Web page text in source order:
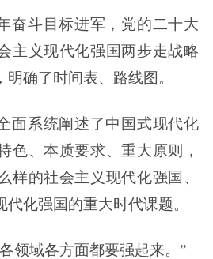
奋斗目标进军，党的二十大
主义现代化强国两步走战略
确了时间表、路线图。
面系统阐述了中国式现代化
色、本质要求、重大原则，
样的社会主义现代化强国、
化强国的重大时代课题。
领域各方面都要强起来。”